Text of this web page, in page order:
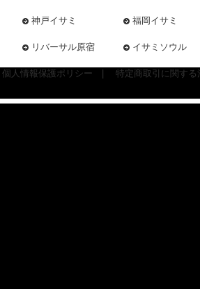
神戸イサミ 福岡イサミ
リバーサル原宿 イサミソウル
個人情報保護ポリシー 特定商取引に関す